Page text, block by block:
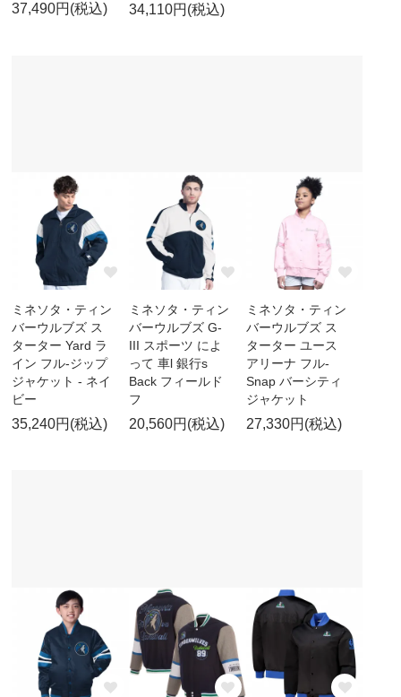
37,490円(税込) 34,110円(税込)
ミネソタ・ティン
バーウルブズ ス
ターター Yard ラ
イン フル-ジップ
ジャケット - ネイ
ビー
35,240円(税込)
ミネソタ・ティン
バーウルブズ G-
III スポーツ によ
って 車l 銀行s
Back フィールド
フ
20,560円(税込)
ミネソタ・ティン
バーウルブズ ス
ターター ユース
アリーナ フル-
Snap バーシティ
ジャケット
27,330円(税込)